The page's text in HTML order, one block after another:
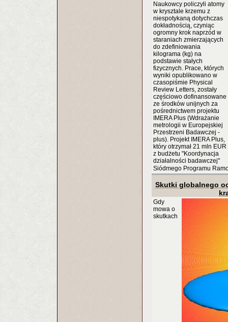
Naukowcy policzyli atomy
w krysztale krzemu z
niespotykaną dotychczas
dokładnością, czyniąc
ogromny krok naprzód w
staraniach zmierzających
do zdefiniowania
kilograma (kg) na
podstawie stałych
fizycznych. Prace, których
wyniki opublikowano w
czasopiśmie Physical
Review Letters, zostały
częściowo dofinansowane
ze środków unijnych za
pośrednictwem projektu
IMERA Plus (Wdrażanie
metrologii w Europejskiej
Przestrzeni Badawczej -
plus). Projekt IMERA Plus,
który otrzymał 21 mln EUR
z budżetu "Koordynacja
działalności badawczej"
Siódmego Programu
Skutki globalnego
Gdy
mowa o
skutkach